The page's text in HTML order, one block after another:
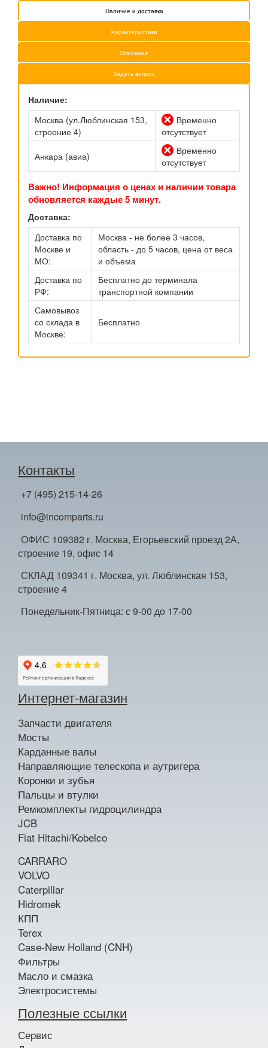
Наличие и доставка
Характеристики
Описание
Задать вопрос
Наличие:
Москва (ул.Люблинская 153,
строение 4)
Временно
отсутствует
Анкара (авиа)
Временно
отсутствует
Важно! Информация о ценах и наличии товара
обновляется каждые 5 минут.
Доставка:
Доставка по
Москве и
МО:
Москва - не более 3 часов,
область - до 5 часов, цена от веса
и объема
Доставка по
РФ:
Бесплатно до терминала
транспортной компании
Самовывоз
со склада в
Москве:
Бесплатно
Контакты
+7 (495) 215-14-26
info@incomparts.ru
ОФИС 109382 г. Москва, Егорьевский проезд 2А,
строение 19, офис 14
СКЛАД 109341 г. Москва, ул. Люблинская 153,
строение 4
Понедельник-Пятница: с 9-00 до 17-00
Интернет-магазин
Запчасти двигателя
Мосты
Карданные валы
Направляющие телескопа и аутригера
Коронки и зубья
Пальцы и втулки
Ремкомплекты гидроцилиндра
JCB
Fiat Hitachi/Kobelco
CARRARO
VOLVO
Caterpillar
Hidromek
КПП
Terex
Case-New Holland (CNH)
Фильтры
Масло и смазка
Электросистемы
Полезные ссылки
Сервис